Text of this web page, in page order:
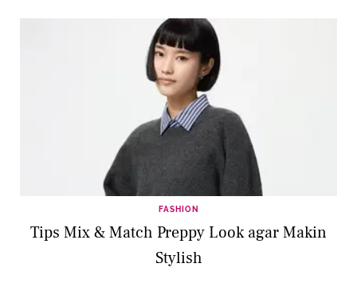
FASHION
Tips Mix & Match Preppy Look agar Makin
Stylish